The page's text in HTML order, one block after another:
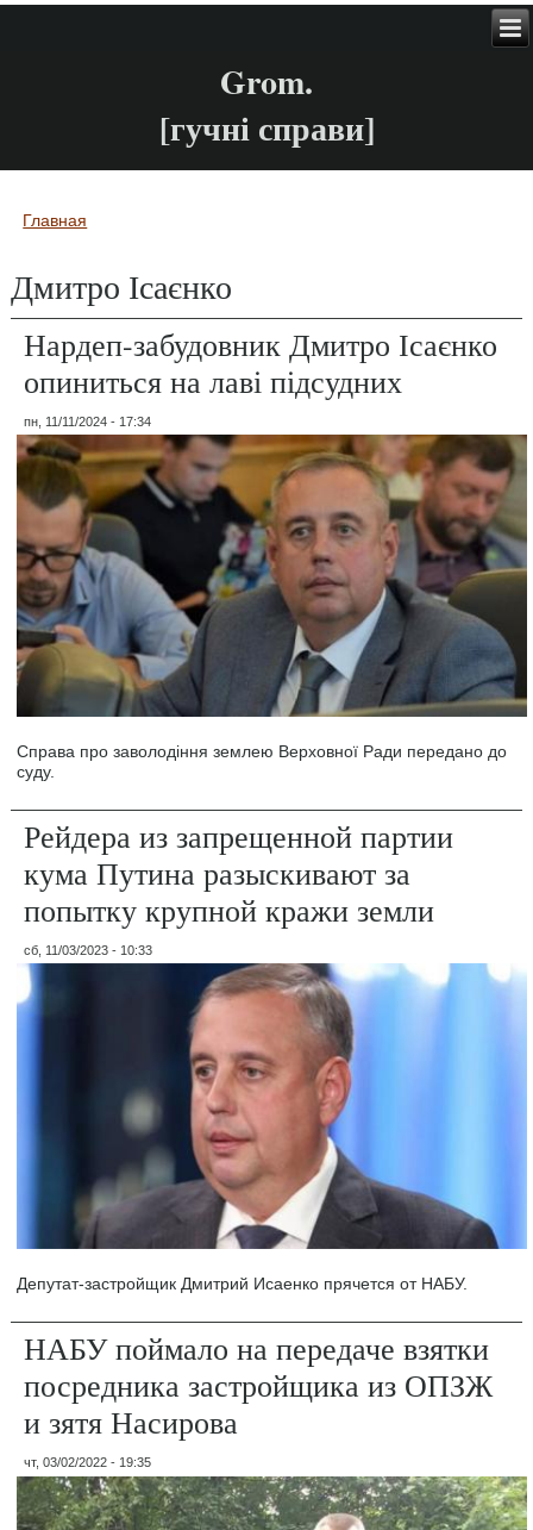
Grom.
[гучні справи]
Вы здесь
Главная
Дмитро Ісаєнко
Нардеп-забудовник Дмитро Ісаєнко
опиниться на лаві підсудних
пн, 11/11/2024 - 17:34
Справа про заволодіння землею Верховної Ради передано до
суду.
Рейдера из запрещенной партии
кума Путина разыскивают за
попытку крупной кражи земли
сб, 11/03/2023 - 10:33
Депутат-застройщик Дмитрий Исаенко прячется от НАБУ.
НАБУ поймало на передаче взятки
посредника застройщика из ОПЗЖ
и зятя Насирова
чт, 03/02/2022 - 19:35